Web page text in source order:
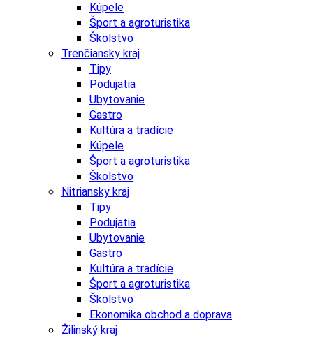
Kúpele
Šport a agroturistika
Školstvo
Trenčiansky kraj
Tipy
Podujatia
Ubytovanie
Gastro
Kultúra a tradície
Kúpele
Šport a agroturistika
Školstvo
Nitriansky kraj
Tipy
Podujatia
Ubytovanie
Gastro
Kultúra a tradície
Šport a agroturistika
Školstvo
Ekonomika obchod a doprava
Žilinský kraj